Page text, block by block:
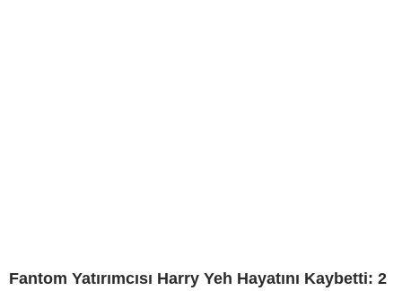
Fantom Yatırımcısı Harry Yeh Hayatını Kaybetti: 2